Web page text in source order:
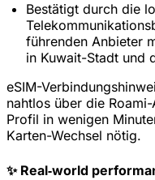
Bestätigt durch die
führenden Anbieter
in Kuwait-Stadt und
eSIM-
nahtlos über die
Profil in wenigen
Karten-Wechsel nötig.
✨ Real‑world